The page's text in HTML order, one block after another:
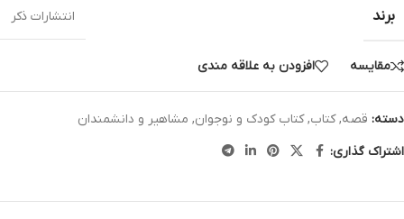
برند انتشارات ذکر
مقایسه افزودن به علاقه مندی
دسته: قصه, کتاب, کتاب کودک و نوجوان, مشاهیر و دانشمندان
اشتراک گذاری: